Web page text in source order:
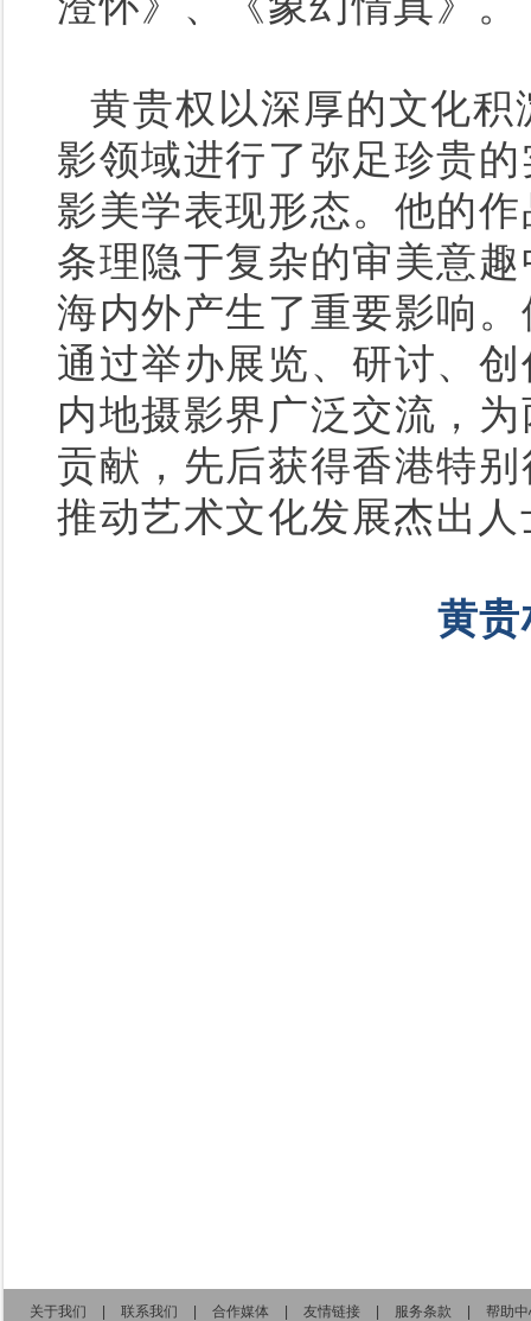
黄贵权以深厚的文化
影领域进行了弥足珍贵
影美学表现形态。他的
条理隐于复杂的审美意
海内外产生了重要影响
通过举办展览、研讨、
内地摄影界广泛交流，
贡献，先后获得香港特
推动艺术文化发展杰出
黄
关于我们 联系我们 合作媒体 友情链接 服务条款 帮助